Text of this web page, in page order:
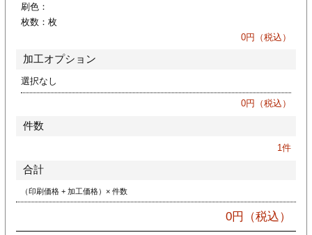
刷色：
枚数： 枚
0円（税込）
加工オプション
選択なし
0円（税込）
件数
1件
合計
（印刷価格 + 加工価格）× 件数
0円（税込）